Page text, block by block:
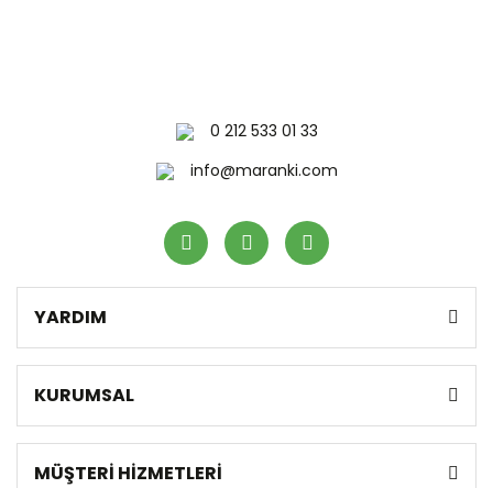
0 212 533 01 33
info@maranki.com
YARDIM
KURUMSAL
MÜŞTERİ HİZMETLERİ